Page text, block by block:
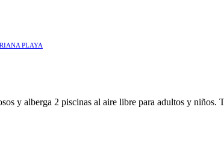
PLAYA
y alberga 2 piscinas al aire libre para adultos y